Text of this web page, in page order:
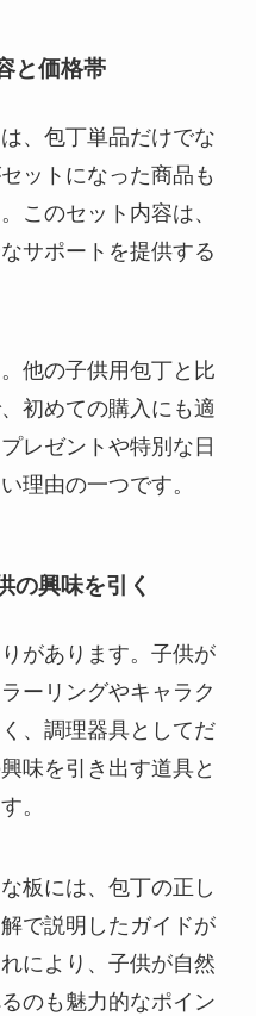
と価格帯
、包丁単品だけでな
ットになった商品も
このセット内容は、
サポートを提供する
他の子供用包丁と比
初めての購入にも適
レゼントや特別な日
理由の一つです。
の興味を引く
があります。子供が
ーリングやキャラク
、調理器具としてだ
味を引き出す道具と
。
板には、包丁の正し
で説明したガイドが
により、子供が自然
のも魅力的なポイン